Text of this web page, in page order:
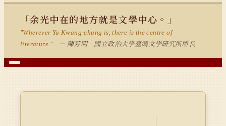
「余光中在的地方就是文學中心。」
"Wherever Yu Kwang-chung is, there is the centre of
literature."
— 陳芳明 國立政治大學臺灣文學研究所所長